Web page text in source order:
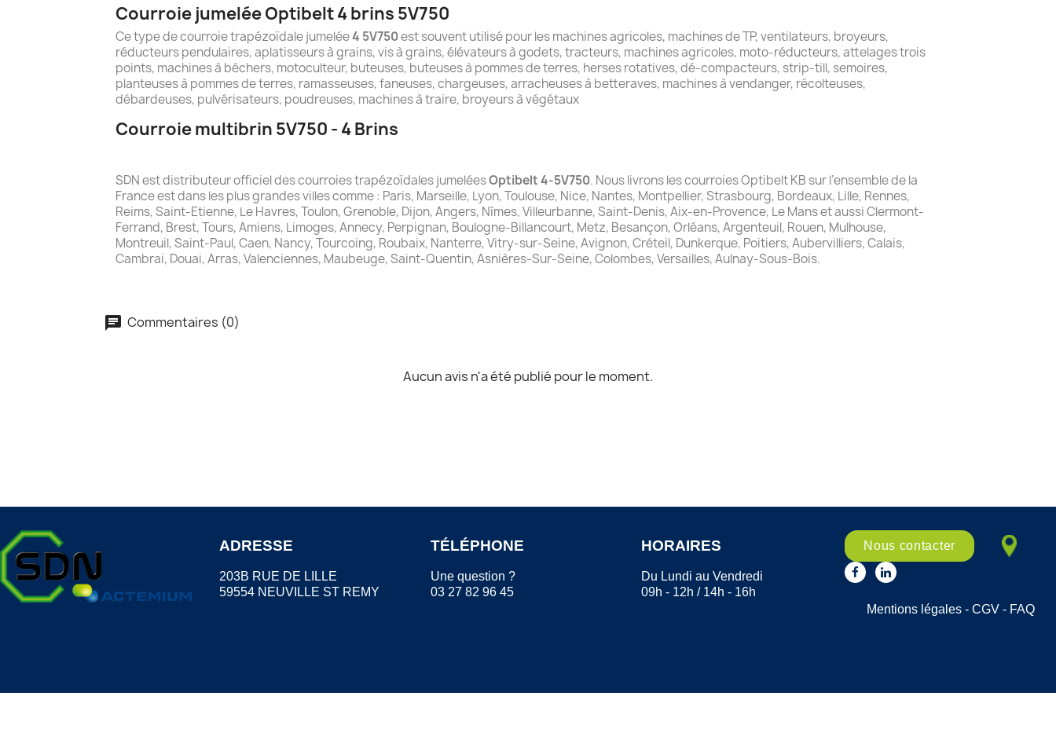
Courroie jumelée Optibelt 4 brins 5V750
Ce type de courroie trapézoïdale jumelée4 5V750est souvent utilisé pour les machines agricoles, machines de TP, ventilateurs, broyeurs,
réducteurs pendulaires, aplatisseurs à grains, vis à grains, élévateurs à godets, tracteurs, machines agricoles, moto-réducteurs, attelages trois
points, machines à béchers, motoculteur, buteuses, buteuses à pommes de terres, herses rotatives, dé-compacteurs, strip-till, semoires,
planteuses à pommes de terres, ramasseuses, faneuses, chargeuses, arracheuses à betteraves, machines à vendanger, récolteuses,
débardeuses, pulvérisateurs, poudreuses, machines à traire, broyeurs à végétaux
Courroie multibrin 5V750 - 4 Brins
SDN est distributeur officiel des courroies trapézoïdales jumeléesOptibelt 4-5V750. Nous livrons les courroies Optibelt KB sur l’ensemble de la
France est dans les plus grandes villes comme : Paris, Marseille, Lyon, Toulouse, Nice, Nantes, Montpellier, Strasbourg, Bordeaux, Lille, Rennes,
Reims, Saint-Etienne, Le Havres, Toulon, Grenoble, Dijon, Angers, Nîmes, Villeurbanne, Saint-Denis, Aix-en-Provence, Le Mans et aussi Clermont-
Ferrand, Brest, Tours, Amiens, Limoges, Annecy, Perpignan, Boulogne-Billancourt, Metz, Besançon, Orléans, Argenteuil, Rouen, Mulhouse,
Montreuil, Saint-Paul, Caen, Nancy, Tourcoing, Roubaix, Nanterre, Vitry-sur-Seine, Avignon, Créteil, Dunkerque, Poitiers, Aubervilliers, Calais,
Cambrai, Douai, Arras, Valenciennes, Maubeuge, Saint-Quentin, Asnières-Sur-Seine, Colombes, Versailles, Aulnay-Sous-Bois.
Commentaires (0)
Aucun avis n'a été publié pour le moment.
ADRESSE
203B RUE DE LILLE
59554 NEUVILLE ST REMY
TÉLÉPHONE
Une question ?
03 27 82 96 45
HORAIRES
Du Lundi au Vendredi
09h - 12h / 14h - 16h
Nous contacter
Mentions légales- CGV- FAQ